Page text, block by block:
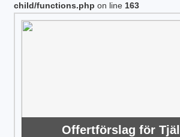
child/functions.php on line 163
Offertförslag för